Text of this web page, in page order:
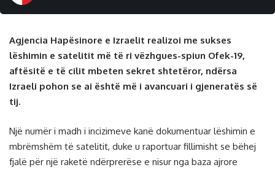
Agjencia Hapësinore e Izraelit realizoi me sukses
lëshimin e satelitit më të ri vëzhgues-spiun Ofek-19,
aftësitë e të cilit mbeten sekret shtetëror, ndërsa
Izraeli pohon se ai është më i avancuari i gjeneratës së
tij.
Një numër i madh i incizimeve kanë dokumentuar lëshimin e
mbrëmshëm të satelitit, duke u raportuar fillimisht se bëhej
fjalë për një raketë ndërprerëse e nisur nga baza ajrore